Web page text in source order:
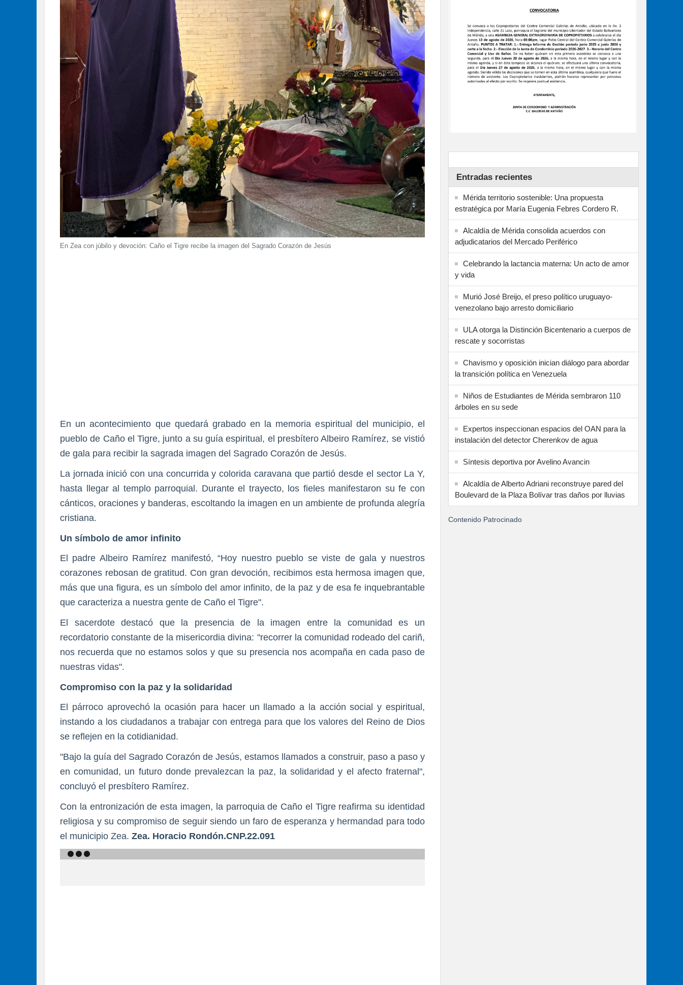
En Zea con júbilo y devoción: Caño el Tigre recibe la imagen del Sagrado Corazón de Jesús
En un acontecimiento que quedará grabado en la memoria espiritual del municipio, el
pueblo de Caño el Tigre, junto a su guía espiritual, el presbítero Albeiro Ramírez, se vistió
de gala para recibir la sagrada imagen del Sagrado Corazón de Jesús.
La jornada inició con una concurrida y colorida caravana que partió desde el sector La Y,
hasta llegar al templo parroquial. Durante el trayecto, los fieles manifestaron su fe con
cánticos, oraciones y banderas, escoltando la imagen en un ambiente de profunda alegría
cristiana.
Un símbolo de amor infinito
El padre Albeiro Ramírez manifestó, “Hoy nuestro pueblo se viste de gala y nuestros
corazones rebosan de gratitud. Con gran devoción, recibimos esta hermosa imagen que,
más que una figura, es un símbolo del amor infinito, de la paz y de esa fe inquebrantable
que caracteriza a nuestra gente de Caño el Tigre".
El sacerdote destacó que la presencia de la imagen entre la comunidad es un
recordatorio constante de la misericordia divina: "recorrer la comunidad rodeado del cariñ,
nos recuerda que no estamos solos y que su presencia nos acompaña en cada paso de
nuestras vidas".
Compromiso con la paz y la solidaridad
El párroco aprovechó la ocasión para hacer un llamado a la acción social y espiritual,
instando a los ciudadanos a trabajar con entrega para que los valores del Reino de Dios
se reflejen en la cotidianidad.
"Bajo la guía del Sagrado Corazón de Jesús, estamos llamados a construir, paso a paso y
en comunidad, un futuro donde prevalezcan la paz, la solidaridad y el afecto fraternal",
concluyó el presbítero Ramírez.
Con la entronización de esta imagen, la parroquia de Caño el Tigre reafirma su identidad
religiosa y su compromiso de seguir siendo un faro de esperanza y hermandad para todo
el municipio Zea. Zea. Horacio Rondón.CNP.22.091
Entradas recientes
Mérida territorio sostenible: Una propuesta
estratégica por María Eugenia Febres Cordero R.
Alcaldía de Mérida consolida acuerdos con
adjudicatarios del Mercado Periférico
Celebrando la lactancia materna: Un acto de amor
y vida
Murió José Breijo, el preso político uruguayo-
venezolano bajo arresto domiciliario
ULA otorga la Distinción Bicentenario a cuerpos de
rescate y socorristas
Chavismo y oposición inician diálogo para abordar
la transición política en Venezuela
Niños de Estudiantes de Mérida sembraron 110
árboles en su sede
Expertos inspeccionan espacios del OAN para la
instalación del detector Cherenkov de agua
Síntesis deportiva por Avelino Avancin
Alcaldía de Alberto Adriani reconstruye pared del
Boulevard de la Plaza Bolívar tras daños por lluvias
Contenido Patrocinado